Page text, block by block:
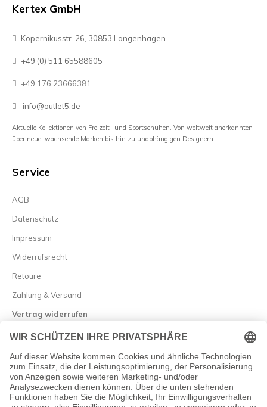
Kertex GmbH
Kopernikusstr. 26, 30853 Langenhagen
+49 (0) 511 65588605
+49 176 23666381
info@outlet5.de
Aktuelle Kollektionen von Freizeit- und Sportschuhen. Von weltweit anerkannten
über neue, wachsende Marken bis hin zu unabhängigen Designern.
Service
AGB
Datenschutz
Impressum
Widerrufsrecht
Retoure
Zahlung & Versand
Vertrag widerrufen
Allgemein 
Newsletter